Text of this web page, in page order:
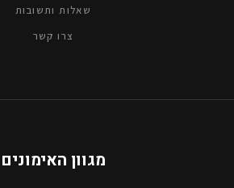
שאלות ותשובות
צרו קשר
מגוון האימונים